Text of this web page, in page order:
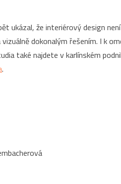
ukázal, že interiérový design
dokonalým řešením. I k
také najdete v karlínském
.